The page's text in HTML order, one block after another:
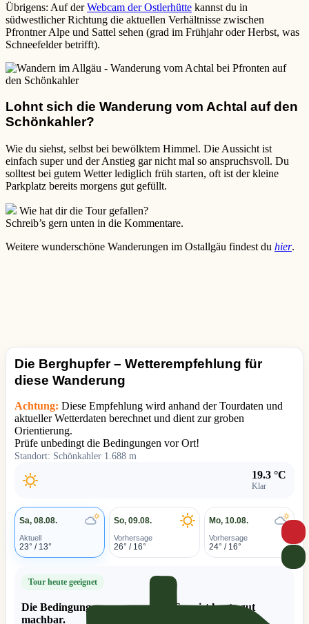
Übrigens: Auf derWebcam der Ostlerhütte kannst du in
südwestlicher Richtung die aktuellen Verhältnisse zwischen
Pfrontner Alpe und Sattel sehen (grad im Frühjahr oder Herbst, was
Schneefelder betrifft).
Lohnt sich die Wanderung vom Achtal auf den
Schönkahler?
Wie du siehst, selbst bei bewölktem Himmel. Die Aussicht ist
einfach super und der Anstieg gar nicht mal so anspruchsvoll. Du
solltest bei gutem Wetter lediglich früh starten, oft ist der kleine
Parkplatz bereits morgens gut gefüllt.
Wie hat dir die Tour gefallen?
Schreib’s gern unten in die Kommentare.
Weitere wunderschöne Wanderungen im Ostallgäu findest du hier.
Die Berghupfer – Wetterempfehlung für
diese Wanderung
Achtung: Diese Empfehlung wird anhand der Tourdaten und
aktueller Wetterdaten berechnet und dient zur groben
Orientierung.
Prüfe unbedingt die Bedingungen vor Ort!
Standort: Schönkahler 1.688 m
19.3 °C
Klar
Sa, 08.08.
Aktuell
23° / 13°
So, 09.08.
Vorhersage
26° / 16°
Mo, 10.08.
Vorhersage
24° / 16°
Tour heute geeignet
Die Bedingungen passen – diese Tour ist heute gut
machbar.